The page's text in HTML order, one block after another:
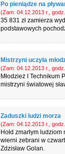
Po pieniądze na
(Zam: 04.12.2013 r.,
35 831 zł zamierza
podstawowych
Mistrzyni uczyła
(Zam: 04.12.2013 r.,
Młodzież I Technikum
mistrzyni światowej
Zaduszki ludzi morza
(Zam: 04.12.2013 r.,
Hołd zmarłym
wierni zebrani w
Zdzisław Golan.